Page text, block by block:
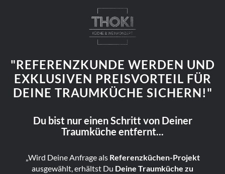
"REFERENZKUNDE WERDEN UND
EXKLUSIVEN PREISVORTEIL FÜR
DEINE TRAUMKÜCHE SICHERN!"
Du bist nur einen Schritt von Deiner
Traumküche entfernt...
„Wird Deine Anfrage als Referenzküchen-Projekt
ausgewählt, erhältst Du Deine Traumküche zu